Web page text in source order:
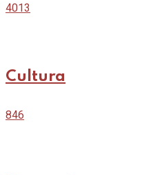
4013
Cultura
846